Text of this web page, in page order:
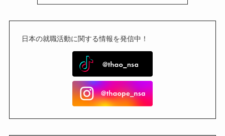
日本の就職活動に関する情報を発信中！